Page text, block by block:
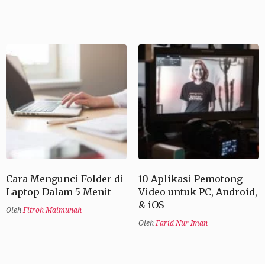
Cara Mengunci Folder di
Laptop Dalam 5 Menit
Oleh Fitroh Maimunah
10 Aplikasi Pemotong
Video untuk PC, Android,
& iOS
Oleh Farid Nur Iman